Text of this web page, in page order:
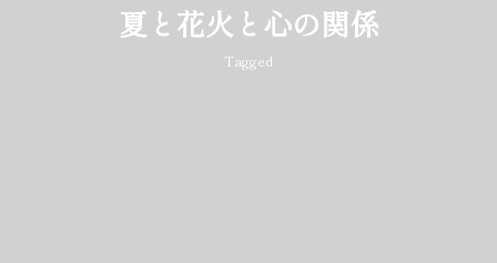
夏と花火と心の関係
Tagged